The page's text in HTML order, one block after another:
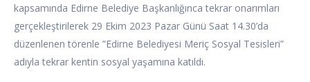
kapsamında Edirne Belediye Başkanlığınca tekrar onarımları
gerçekleştirilerek 29 Ekim 2023 Pazar Günü Saat 14.30’da
düzenlenen törenle ”Edirne Belediyesi Meriç Sosyal Tesisleri”
adıyla tekrar kentin sosyal yaşamına katıldı.